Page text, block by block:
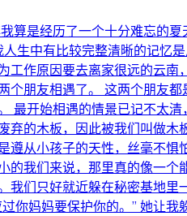
是经历了一个十分难忘的
生中有比较完整清晰的记忆
作原因要去离家很远的云南
朋友相遇了。 这两个朋友
开始相遇的情景已记不太
的木板，因此被我们叫做
从小孩子的天性，丝毫不
我们来说，那里真的像一
们只好就近躲在秘密基地
妈妈要保护你的。” 她让